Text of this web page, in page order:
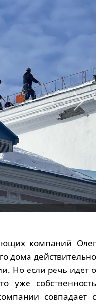
компаний Олег
дома действительно
Но если речь идет о
уже собственность
совпадает с